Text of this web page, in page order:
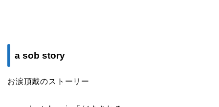
a sob story
お涙頂戴のストーリー